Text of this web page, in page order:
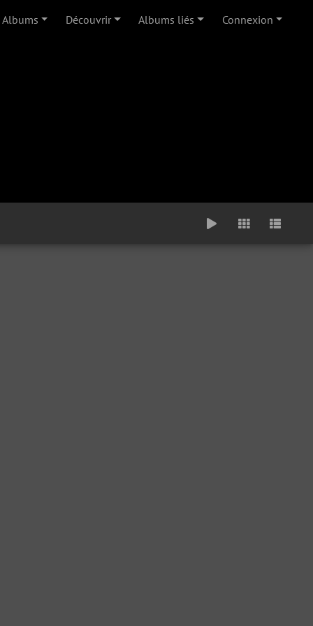
Albums Découvrir Albums liés Connexion